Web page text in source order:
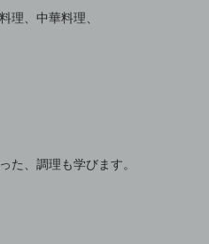
理、中華料理、
た、調理も学びます。